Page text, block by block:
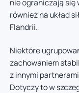
nie ograniczają się
również na układ
Flandrii.
Niektóre
zachowaniem
z innymi
Dotyczy to w